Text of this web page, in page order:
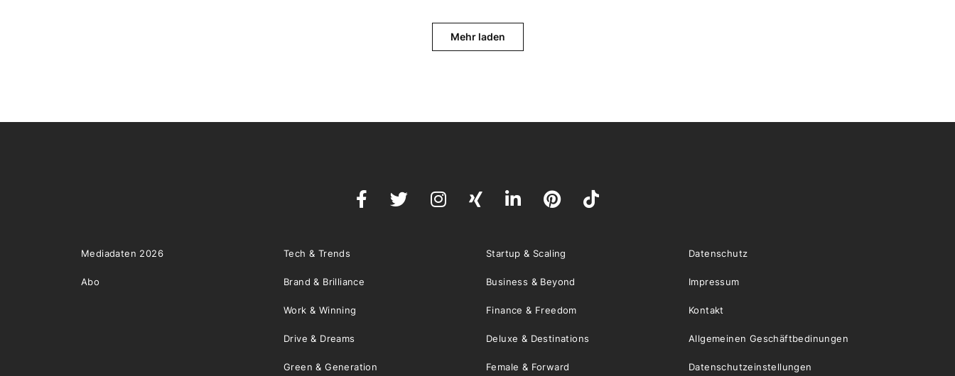
Mehr laden
Mediadaten 2026
Abo
Tech & Trends Startup & Scaling
Brand & Brilliance Business & Beyond
Work & Winning Finance & Freedom
Drive & Dreams Deluxe & Destinations
Green & Generation Female & Forward
Datenschutz
Impressum
Kontakt
Allgemeinen Geschäftbedinungen
Datenschutzeinstellungen